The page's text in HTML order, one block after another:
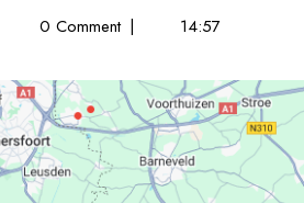
0 Comment | 14:57